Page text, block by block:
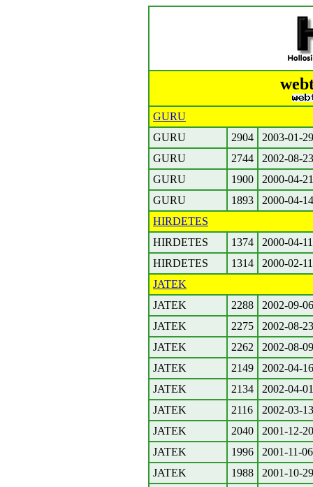
GURU
GURU
2904
2003-01-29
GURU
2744
2002-08-23
GURU
1900
2000-04-21
GURU
1893
2000-04-14
HIRDETES
HIRDETES
1374
2000-04-11
HIRDETES
1314
2000-02-11
JATEK
JATEK
2288
2002-09-06
JATEK
2275
2002-08-23
JATEK
2262
2002-08-09
JATEK
2149
2002-04-16
JATEK
2134
2002-04-01
JATEK
2116
2002-03-13
JATEK
2040
2001-12-20
JATEK
1996
2001-11-06
JATEK
1988
2001-10-29